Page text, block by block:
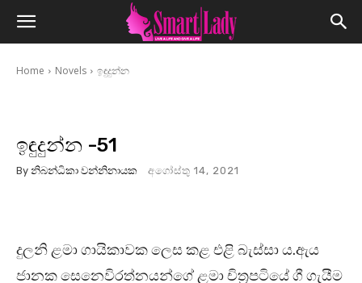
Home Novels ඉඳුදුන්න
ඉඳුදුන්න -51
By නිබන්ධිකා වන්නිනායක අගෝස්තු 14, 2021
දුලනි ළමා ගායිකාවක ලෙස කළ එළි බැස්සා ය.ඇය
ජානක සෙනෙවිරත්නයන්ගේ ළමා චිත්‍රපටියේ ගී ගැයීම